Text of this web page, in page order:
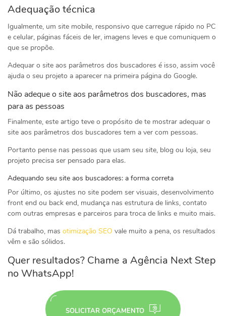
Adequação técnica
Igualmente, um site mobile, responsivo que carregue rápido no PC
e celular, páginas fáceis de ler, imagens leves e que comuniquem o
que se propõe.
Adequar o site aos parâmetros dos buscadores é isso, assim você
ajuda o seu projeto a aparecer na primeira página do Google.
Não adeque o site aos parâmetros dos buscadores, mas
para as pessoas
Finalmente, este artigo teve o propósito de te mostrar adequar o
site aos parâmetros dos buscadores tem a ver com pessoas.
Portanto pense nas pessoas que usam seu site, blog ou loja, seu
projeto precisa ser pensado para elas.
Adequando seu site aos buscadores: a forma correta
Por último, os ajustes no site podem ser visuais, desenvolvimento
front end ou back end, mudança nas estrutura de links, contato
com outras empresas e parceiros para troca de links e muito mais.
Dá trabalho, mas otimização SEO vale muito a pena, os resultados
vêm e são sólidos.
Quer resultados? Chame a Agência Next Step
no WhatsApp!
SOLICITAR ORÇAMENTO